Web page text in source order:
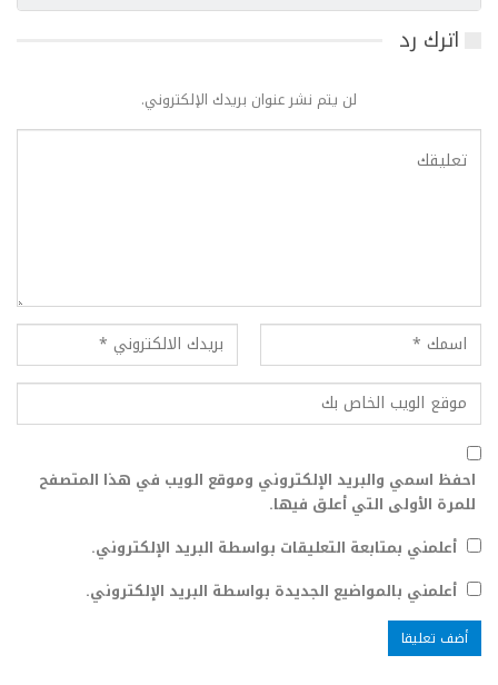
اترك رد
لن يتم نشر عنوان بريدك الإلكتروني.
احفظ اسمي والبريد الإلكتروني وموقع الويب في هذا المتصفح
للمرة الأولى التي أعلق فيها.
أعلمني بمتابعة التعليقات بواسطة البريد الإلكتروني.
أعلمني بالمواضيع الجديدة بواسطة البريد الإلكتروني.